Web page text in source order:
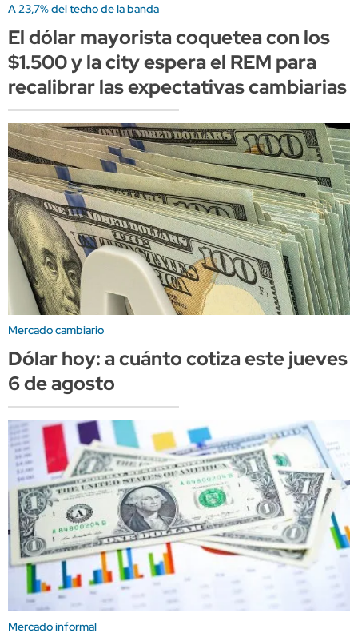
A 23,7% del techo de la banda
El dólar mayorista coquetea con los
$1.500 y la city espera el REM para
recalibrar las expectativas cambiarias
Mercado cambiario
Dólar hoy: a cuánto cotiza este jueves
6 de agosto
Mercado informal